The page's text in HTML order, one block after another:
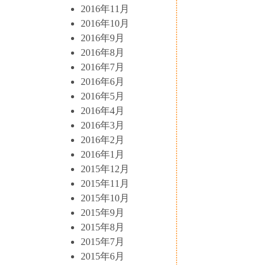
2016年11月
2016年10月
2016年9月
2016年8月
2016年7月
2016年6月
2016年5月
2016年4月
2016年3月
2016年2月
2016年1月
2015年12月
2015年11月
2015年10月
2015年9月
2015年8月
2015年7月
2015年6月